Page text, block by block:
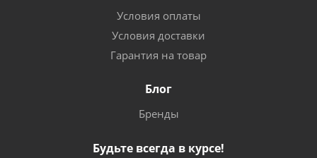
Условия оплаты
Условия доставки
Гарантия на товар
Блог
Бренды
Будьте всегда в курсе!